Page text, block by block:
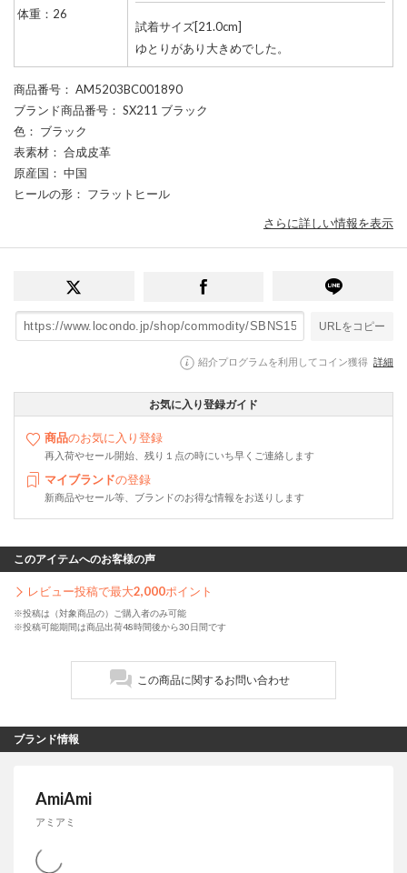
体重：26
試着サイズ[21.0cm]
ゆとりがあり大きめでした。
商品番号 ： AM5203BC001890
ブランド商品番号 ： SX211 ブラック
色 ： ブラック
表素材 ： 合成皮革
原産国 ： 中国
ヒールの形 ： フラットヒール
さらに詳しい情報を表示
URLをコピー
紹介プログラムを利用してコイン獲得 詳細
お気に入り登録ガイド
商品のお気に入り登録
再入荷やセール開始、残り１点の時にいち早くご連絡します
マイブランドの登録
新商品やセール等、ブランドのお得な情報をお送りします
このアイテムへのお客様の声
レビュー投稿で最大2,000ポイント
※投稿は（対象商品の）ご購入者のみ可能
※投稿可能期間は商品出荷48時間後から30日間です
この商品に関するお問い合わせ
ブランド情報
AmiAmi
アミアミ